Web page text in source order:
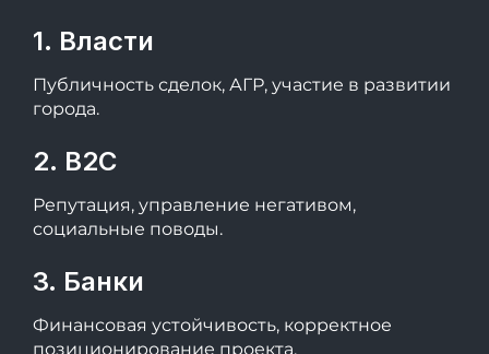
1. Власти
Публичность сделок, АГР, участие в развитии
города.
2. B2C
Репутация, управление негативом,
социальные поводы.
3. Банки
Финансовая устойчивость, корректное
позиционирование проекта.